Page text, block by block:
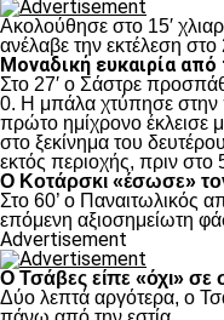
Ακολούθησε στο 15′
ανέλαβε την εκτέλεση
Μοναδική ευκαιρία
Στο 27′ ο Σάστρε
0. Η μπάλα χτύπησε στην
πρώτο ημίχρονο έκλεισε
στο ξεκίνημα του
εκτός περιοχής, πριν
Ο Κοτάρσκι «έσωσε»
Στο 60’ ο Παναιτωλικός
επόμενη αξιοσημείωτη
Advertisement
Ο Τσάβες είπε «όχι» σε
Δύο λεπτά αργότερα, ο